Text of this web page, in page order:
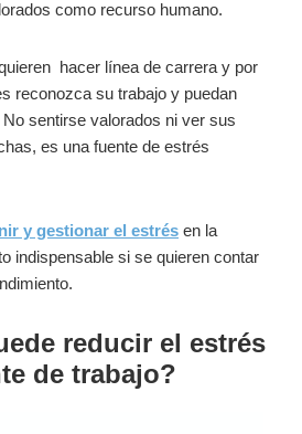
como recurso humano.
hacer línea de carrera y por
reconozca su trabajo y puedan
sentirse valorados ni ver sus
es una fuente de estrés
y gestionar el estrés en la
indispensable si se quieren contar
reducir el estrés
de trabajo?